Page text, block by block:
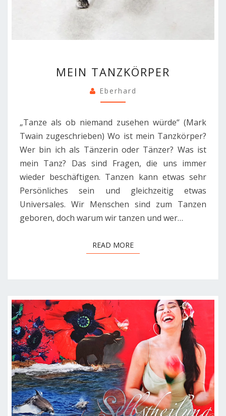
TANZKÖRPER
MEIN TANZKÖRPER
Eberhard
„Tanze als ob niemand zusehen würde“ (Mark
Twain zugeschrieben) Wo ist mein Tanzkörper?
Wer bin ich als Tänzerin oder Tänzer? Was ist
mein Tanz? Das sind Fragen, die uns immer
wieder beschäftigen. Tanzen kann etwas sehr
Persönliches sein und gleichzeitig etwas
Universales. Wir Menschen sind zum Tanzen
geboren, doch warum wir tanzen und wer…
READ MOREREAD MORE